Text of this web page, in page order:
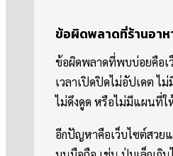
ข้อผิดพลาดที่ร้านอาห
ข้อผิดพลาดที่พบบ่อยคือเ
เวลาเปิดปิดไม่อัปเดต
ไม่ดึงดูด หรือไม่มีแผนที่ใ
อีกปัญหาคือเว็บไซต์สวยแ